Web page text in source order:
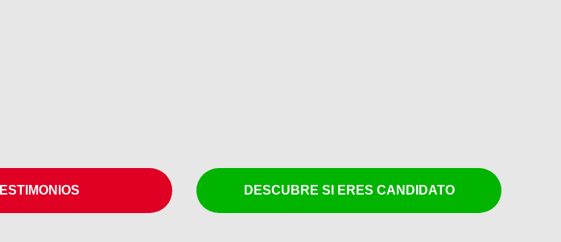
DESCUBRE SI ERES CANDIDATO